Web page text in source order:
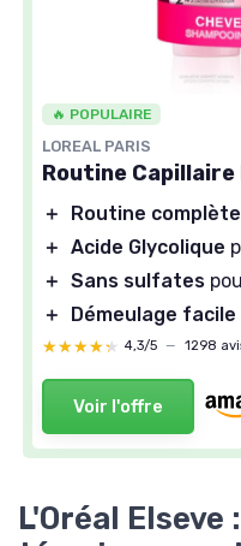
🔥 POPULAIRE
LOREAL PARIS
Routine Capillaire
＋ Routine complète
＋ Acide Glycolique
＋ Sans sulfates
＋
Démeulage facile
★★★★★
★★★★★ 4,3/5 — 1298
Voir l'offre
L'Oréal Elseve